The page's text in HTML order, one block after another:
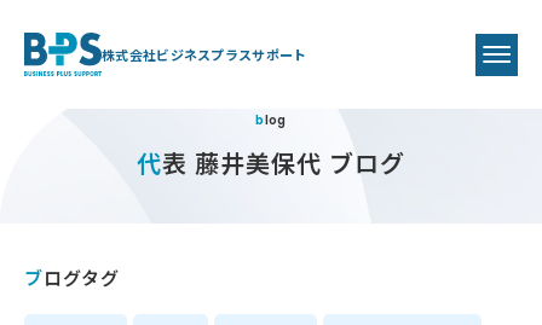
株式会社ビジネスプラスサポート
blog
代表 藤井美保代 ブログ
ブログタグ